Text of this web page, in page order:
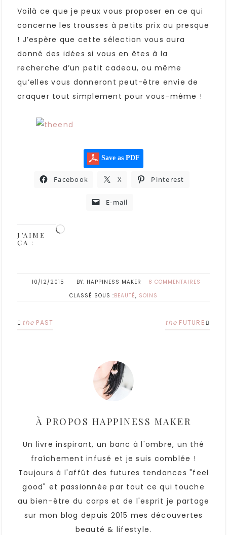
Voilà ce que je peux vous proposer en ce qui
concerne les trousses à petits prix ou presque
! J’espère que cette sélection vous aura
donné des idées si vous en êtes à la
recherche d’un petit cadeau, ou même
qu’elles vous donneront peut-être envie de
craquer tout simplement pour vous-même !
Save as PDF
Facebook X Pinterest
E-mail
J’AIME
ÇA :
10/12/2015 HAPPINESS MAKER
8 COMMENTAIRES
CLASSÉ SOUS :BEAUTÉ, SOINS
the PAST the FUTURE
À PROPOS HAPPINESS MAKER
Un livre inspirant, un banc à l'ombre, un thé
fraîchement infusé et je suis comblée !
Toujours à l'affût des futures tendances "feel
good" et passionnée par tout ce qui touche
au bien-être du corps et de l'esprit je partage
sur mon blog depuis 2015 mes découvertes
beauté & lifestyle.